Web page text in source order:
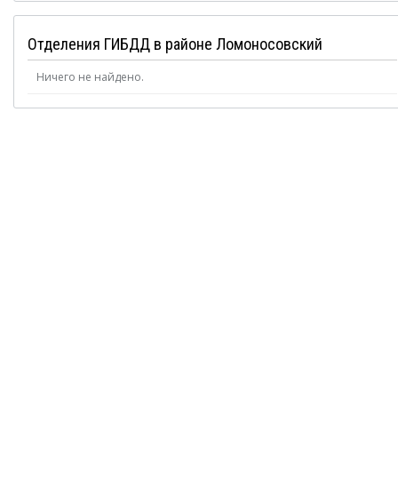
Отделения ГИБДД в районе Ломоносовский
Ничего не найдено.